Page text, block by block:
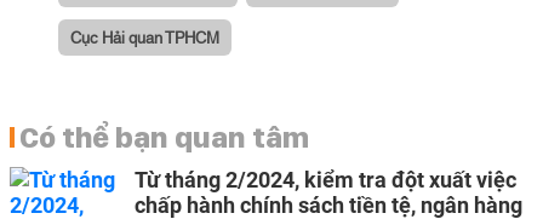
Cục Hải quan TPHCM
Có thể bạn quan tâm
Từ tháng 2/2024, kiểm tra đột xuất việc
chấp hành chính sách tiền tệ, ngân hàng